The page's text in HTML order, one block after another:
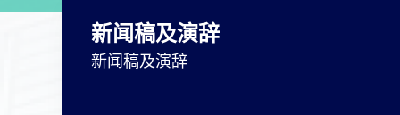
新闻稿及演辞
新闻稿及演辞